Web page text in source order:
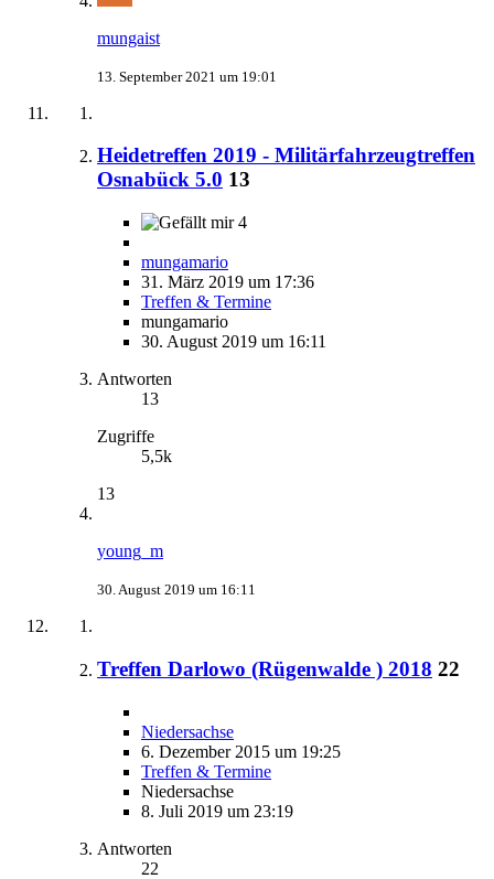
mungaist
13. September 2021 um 19:01
Heidetreffen 2019 - Militärfahrzeugtreffen
Osnabück 5.0 13
4
mungamario
31. März 2019 um 17:36
Treffen & Termine
mungamario
30. August 2019 um 16:11
Antworten
13
Zugriffe
5,5k
13
young_m
30. August 2019 um 16:11
Treffen Darlowo (Rügenwalde ) 2018 22
Niedersachse
6. Dezember 2015 um 19:25
Treffen & Termine
Niedersachse
8. Juli 2019 um 23:19
Antworten
22